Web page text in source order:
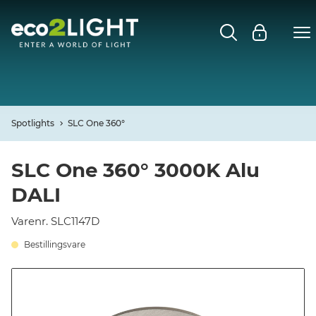
PROFIL
Spotlights SLC One 360°
SLC One 360° 3000K Alu
DALI
Varenr. SLC1147D
Bestillingsvare